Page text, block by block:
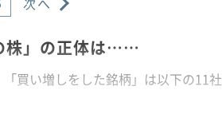
株」の正体は……
買い増しをした銘柄」は以下の11社